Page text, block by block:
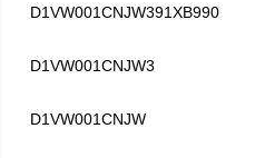
D1VW001CNJW391XB990
D1VW001CNJW3
D1VW001CNJW